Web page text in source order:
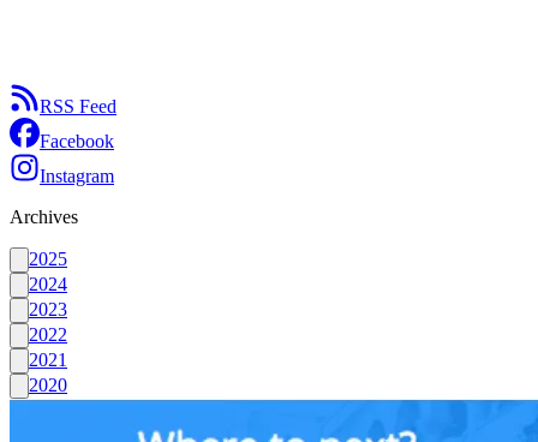
RSS Feed
Facebook
Instagram
Archives
2025
2024
2023
2022
2021
2020